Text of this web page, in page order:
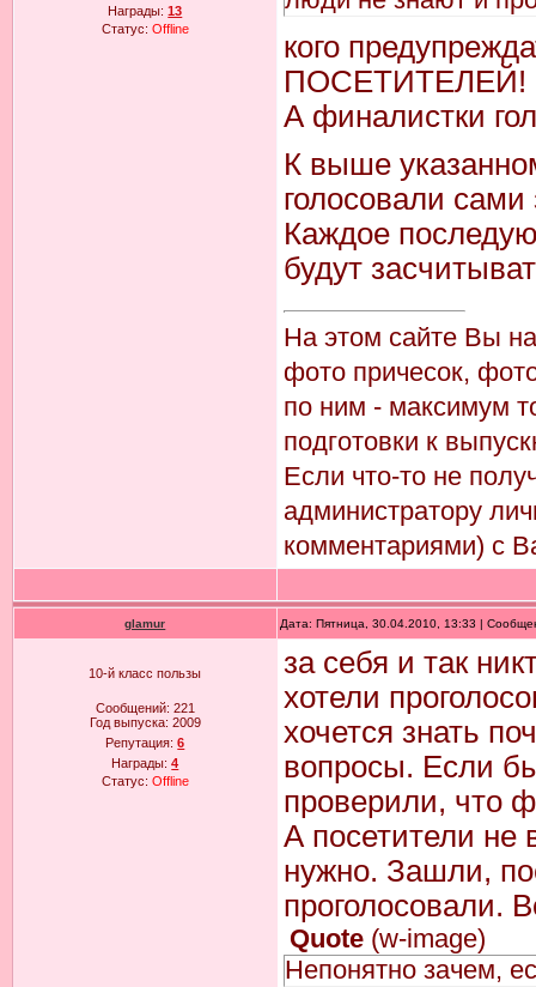
Награды:13
Статус: Offline
кого
ПОСЕТИТЕЛЕЙ!
А финалистки
К выше
голосовали
Каждое
будут
На этом сайте Вы
фото причесок,
по ним - максимум
подготовки к
Если что-то не
администратору
комментариями) с
glamur Дата: Пятница, 30.04.2010, 13:33 |
10-й класс пользы
Сообщений: 221
Год выпуска: 2009
Репутация:6
Награды:4
Статус: Offline
за себя и так
хотели
хочется знать
вопросы. Если
проверили, что
А посетители не
нужно. Зашли,
проголосовали.
Quote(w-image)
Непонятно зачем,